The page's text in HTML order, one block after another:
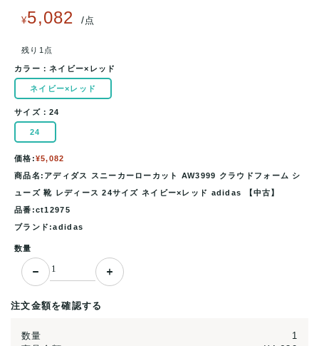
¥5,082 /点
残り1点
カラー：ネイビー×レッド
ネイビー×レッド
サイズ：24
24
価格:¥5,082
商品名:アディダス スニーカーローカット AW3999 クラウドフォーム シ
ューズ 靴 レディース 24サイズ ネイビー×レッド adidas 【中古】
品番:ct12975
ブランド:adidas
数量
注文金額を確認する
数量
1